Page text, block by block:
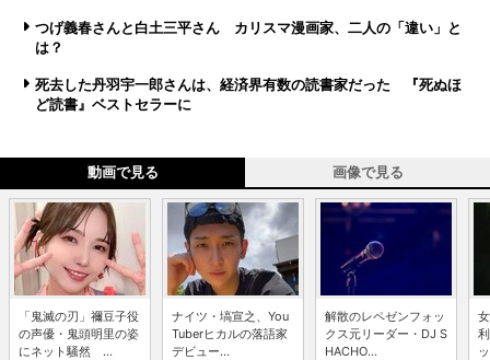
つげ義春さんと白土三平さん カリスマ漫画家、二人の「違い」と
は？
死去した丹羽宇一郎さんは、経済界有数の読書家だった 『死ぬほ
ど読書』ベストセラーに
動画で見る 画像で見る
「鬼滅の刃」禰豆子役
の声優・鬼頭明里の姿
にネット騒然 ...
ナイツ・塙宣之、You
Tuberヒカルの落語家
デビュー...
解散のレペゼンフォッ
クス元リーダー・DJ S
HACHO...